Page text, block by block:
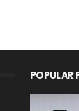
POPULAR